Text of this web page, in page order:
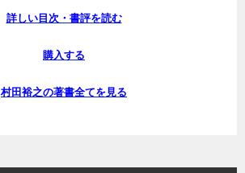
詳しい目次・書評を読む
購入する
村田裕之の著書全てを見る